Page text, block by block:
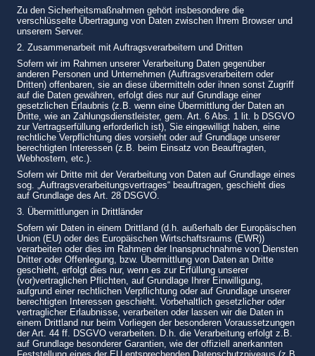
Zu den Sicherheitsmaßnahmen gehört insbesondere die
verschlüsselte Übertragung von Daten zwischen Ihrem Browser und
unserem Server.
2. Zusammenarbeit mit Auftragsverarbeitern und Dritten
Sofern wir im Rahmen unserer Verarbeitung Daten gegenüber
anderen Personen und Unternehmen (Auftragsverarbeitern oder
Dritten) offenbaren, sie an diese übermitteln oder ihnen sonst Zugriff
auf die Daten gewähren, erfolgt dies nur auf Grundlage einer
gesetzlichen Erlaubnis (z.B. wenn eine Übermittlung der Daten an
Dritte, wie an Zahlungsdienstleister, gem. Art. 6 Abs. 1 lit. b DSGVO
zur Vertragserfüllung erforderlich ist), Sie eingewilligt haben, eine
rechtliche Verpflichtung dies vorsieht oder auf Grundlage unserer
berechtigten Interessen (z.B. beim Einsatz von Beauftragten,
Webhostern, etc.).
Sofern wir Dritte mit der Verarbeitung von Daten auf Grundlage eines
sog. „Auftragsverarbeitungsvertrages“ beauftragen, geschieht dies
auf Grundlage des Art. 28 DSGVO.
3. Übermittlungen in Drittländer
Sofern wir Daten in einem Drittland (d.h. außerhalb der Europäischen
Union (EU) oder des Europäischen Wirtschaftsraums (EWR))
verarbeiten oder dies im Rahmen der Inanspruchnahme von Diensten
Dritter oder Offenlegung, bzw. Übermittlung von Daten an Dritte
geschieht, erfolgt dies nur, wenn es zur Erfüllung unserer
(vor)vertraglichen Pflichten, auf Grundlage Ihrer Einwilligung,
aufgrund einer rechtlichen Verpflichtung oder auf Grundlage unserer
berechtigten Interessen geschieht. Vorbehaltlich gesetzlicher oder
vertraglicher Erlaubnisse, verarbeiten oder lassen wir die Daten in
einem Drittland nur beim Vorliegen der besonderen Voraussetzungen
der Art. 44 ff. DSGVO verarbeiten. D.h. die Verarbeitung erfolgt z.B.
auf Grundlage besonderer Garantien, wie der offiziell anerkannten